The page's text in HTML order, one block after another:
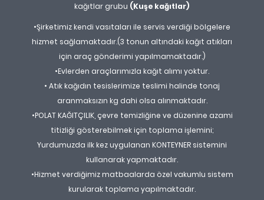
kağıtlar grubu (Kuşe kağıtlar)
•Şirketimiz kendi vasıtaları ile servis verdiği bölgelere
hizmet sağlamaktadır.(3 tonun altındaki kağıt atıkları
için araç gönderimi yapılmamaktadır.)
•Evlerden araçlarımızla kağıt alımı yoktur.
• Atık kağıdın tesislerimize teslimi halinde tonaj
aranmaksızın kg dahi olsa alınmaktadır.
•POLAT KAĞITÇILIK, çevre temizliğine ve düzenine azami
titizliği gösterebilmek için toplama işlemini;
Yurdumuzda ilk kez uygulanan KONTEYNER sistemini
kullanarak yapmaktadır.
•Hizmet verdiğimiz matbaalarda özel vakumlu sistem
kurularak toplama yapılmaktadır.